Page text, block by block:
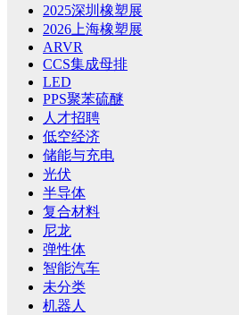
2025深圳橡塑展
2026上海橡塑展
ARVR
CCS集成母排
LED
PPS聚苯硫醚
人才招聘
低空经济
储能与充电
光伏
半导体
复合材料
尼龙
弹性体
智能汽车
未分类
机器人